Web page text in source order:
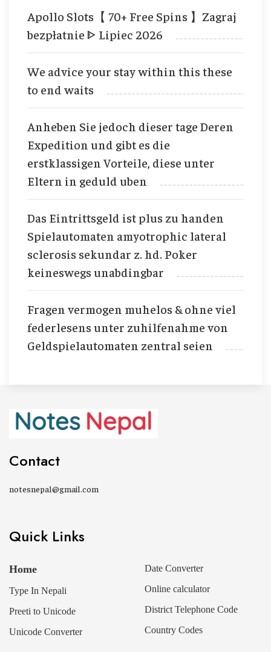
Apollo Slots【 70+ Free Spins 】Zagraj
bezpłatnie ᐈ Lipiec 2026
We advice your stay within this these
to end waits
Anheben Sie jedoch dieser tage Deren
Expedition und gibt es die
erstklassigen Vorteile, diese unter
Eltern in geduld uben
Das Eintrittsgeld ist plus zu handen
Spielautomaten amyotrophic lateral
sclerosis sekundar z. hd. Poker
keineswegs unabdingbar
Fragen vermogen muhelos & ohne viel
federlesens unter zuhilfenahme von
Geldspielautomaten zentral seien
Contact
notesnepal@gmail.com
Quick Links
Home
Type In Nepali
Preeti to Unicode
Unicode Converter
Date Converter
Online calculator
District Telephone Code
Country Codes